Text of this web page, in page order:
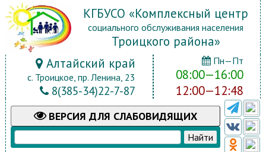
КГБУСО «Комплексный центр
социального обслуживания населения
Троицкого района»
Алтайский край
с. Троицкое, пр. Ленина, 23
8(385-34)22-7-87
Пн—Пт
08:00—16:00
12:00—12:48
ВЕРСИЯ ДЛЯ СЛАБОВИДЯЩИХ